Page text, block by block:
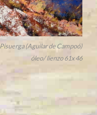
(Aguilar de Campoó)
óleo/ lienzo 61x 46